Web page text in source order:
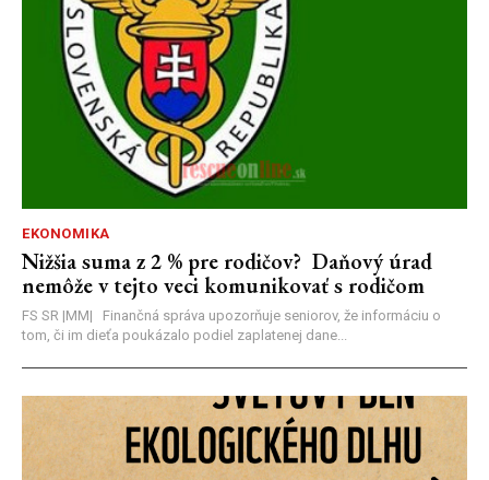
EKONOMIKA
Nižšia suma z 2 % pre rodičov? Daňový úrad
nemôže v tejto veci komunikovať s rodičom
FS SR |MM| Finančná správa upozorňuje seniorov, že informáciu o
tom, či im dieťa poukázalo podiel zaplatenej dane...